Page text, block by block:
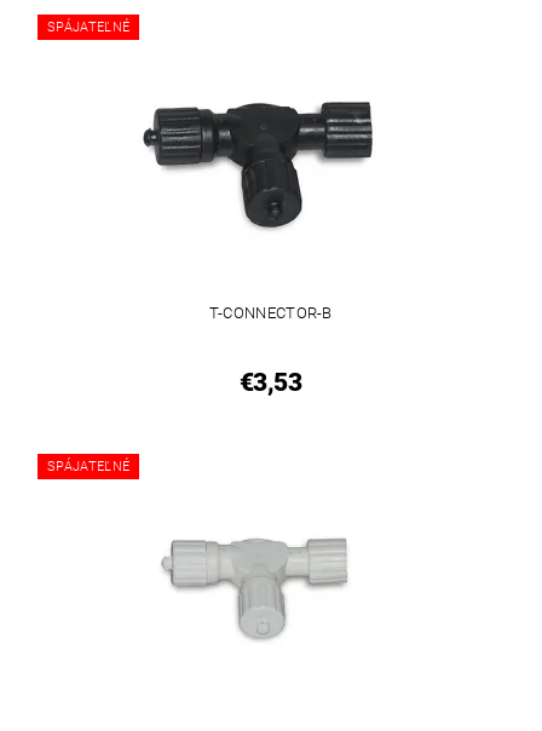
SPÁJATEĽNÉ
T-CONNECTOR-B
€3,53
SPÁJATEĽNÉ